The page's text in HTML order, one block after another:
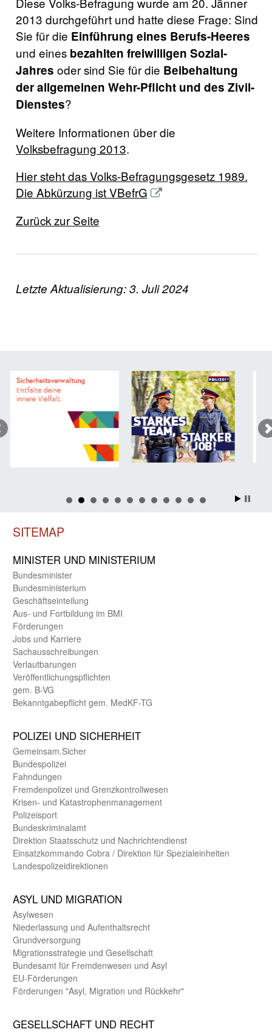
2013 durchgeführt und hatte diese Frage: Sind
Sie für die Einführung eines Berufs-Heeres
und eines bezahlten freiwilligen Sozial-
Jahres oder sind Sie für die Beibehaltung
der allgemeinen Wehr-Pflicht und des Zivil-
Dienstes?
Weitere Informationen über die
Volksbefragung 2013.
Hier steht das Volks-Befragungsgesetz 1989.
Die Abkürzung ist VBefrG
Zurück zur Seite
Letzte Aktualisierung: 3. Juli 2024
SITEMAP
MINISTER UND MINIST­ERIUM
Bundes­minister
Bundes­ministerium
Geschäfts­einteilung
Aus- und Fortbildung im BMI
Förderungen
Jobs und Karriere
Sachaus­schreibungen
Verlautbarungen
Veröffentlichungspflichten
gem. B-VG
Bekanntgabepflicht gem. MedKF-TG
POLIZEI UND SICHER­HEIT
Gemein­sam.Sicher
Bundes­polizei
Fahndungen
Fremdenpolizei und Grenzkontrollwesen
Krisen- und Katastrophen­management
Polizeisport
Bundes­kriminal­amt
Direktion Staats­schutz und Nach­richten­dienst
Einsatz­kommando Cobra / Direktion für Spezialeinheiten
Landes­polizei­direk­tionen
ASYL UND MIGRA­TION
Asyl­wesen
Nieder­lassung und Aufent­halts­recht
Grund­versorgung
Migrations­strategie und Gesell­schaft
Bundes­amt für Fremden­wesen und Asyl
EU-Förde­rungen
Förderungen "Asyl, Migration und Rückkehr"
GE­SELL­SCHAFT UND RECHT